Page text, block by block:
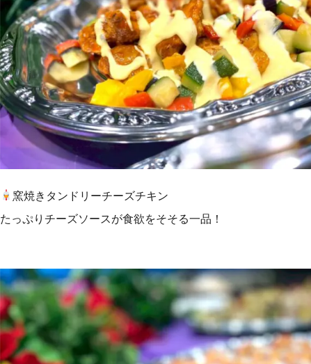
窯焼きタンドリーチーズチキン
たっぷりチーズソースが食欲をそそる一品！